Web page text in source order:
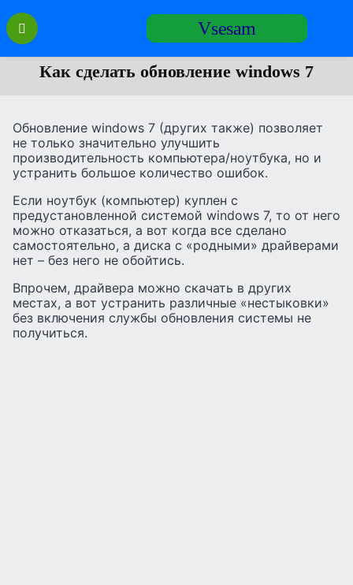
Перейти
содержанию
Vsesam
Как сделать обновление windows 7
Обновление windows 7 (других также) позволяет
не только значительно улучшить
производительность компьютера/ноутбука, но и
устранить большое количество ошибок.
Если ноутбук (компьютер) куплен с
предустановленной системой windows 7, то от него
можно отказаться, а вот когда все сделано
самостоятельно, а диска с «родными» драйверами
нет – без него не обойтись.
Впрочем, драйвера можно скачать в других
местах, а вот устранить различные «нестыковки»
без включения службы обновления системы не
получиться.